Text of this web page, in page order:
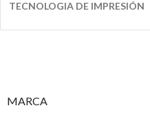
TECNOLOGIA DE IMPRESIÓN
MARCA